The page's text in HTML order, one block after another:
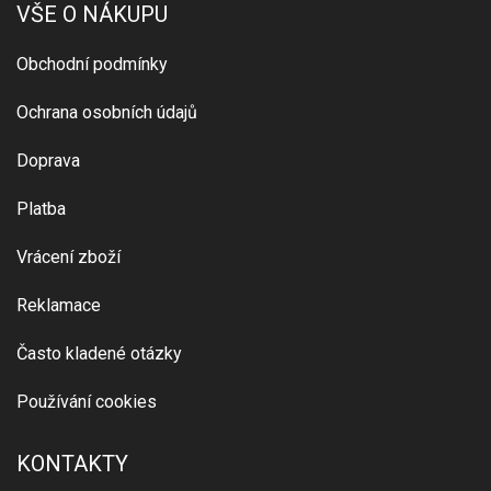
VŠE O NÁKUPU
Obchodní podmínky
Ochrana osobních údajů
Doprava
Platba
Vrácení zboží
Reklamace
Často kladené otázky
Používání cookies
KONTAKTY